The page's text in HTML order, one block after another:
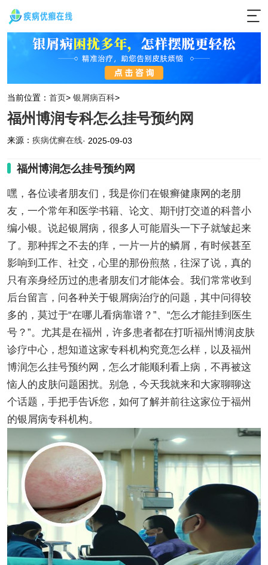
当前位置： 首页> 银屑病百科>
福州博润专科怎么挂号预约网
来源： 疾病优癣在线· 2025-09-03
福州博润怎么挂号预约网
嘿，各位读者朋友们，我是你们在银癣健康网的老朋
友，一个常年和医学书籍、论文、期刊打交道的科普小
编小银。说起银屑病，很多人可能眉头一下子就皱起来
了。那种挥之不去的痒，一片一片的鳞屑，有时候甚至
影响到工作、社交，心里的那份煎熬，往深了说，真的
只有亲身经历过的患者朋友们才能体会。我们常常收到
后台留言，问各种关于银屑病治疗的问题，其中问得较
多的，莫过于“在哪儿看病靠谱？”、“怎么才能挂到医生
号？”。尤其是在福州，许多患者都在打听福州博润皮肤
诊疗中心，想知道这家专科机构究竟怎么样，以及福州
博润怎么挂号预约网，怎么才能顺利看上病，不再被这
恼人的皮肤问题困扰。别急，今天我就来和大家聊聊这
个话题，手把手告诉您，如何了解并前往这家位于福州
的银屑病专科机构。